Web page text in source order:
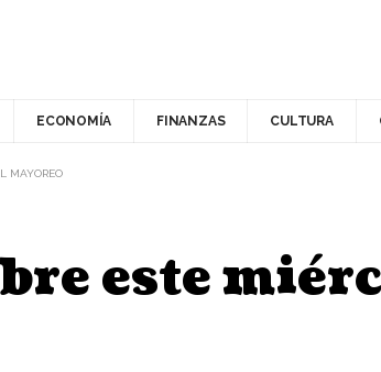
ECONOMÍA FINANZAS CULTURA
MAYOREO
este